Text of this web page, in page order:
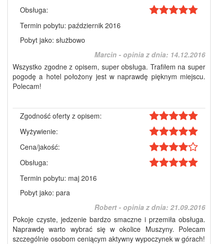
Obsługa:
Termin pobytu: październik 2016
Pobyt jako: służbowo
Marcin - opinia z dnia: 14.12.2016
Wszystko zgodne z opisem, super obsługa. Trafiłem na super
pogodę a hotel położony jest w naprawdę pięknym miejscu.
Polecam!
Zgodność oferty z opisem:
Wyżywienie:
Cena/jakość:
Obsługa:
Termin pobytu: maj 2016
Pobyt jako: para
Robert - opinia z dnia: 21.09.2016
Pokoje czyste, jedzenie bardzo smaczne i przemiła obsługa.
Naprawdę warto wybrać się w okolice Muszyny. Polecam
szczególnie osobom ceniącym aktywny wypoczynek w górach!